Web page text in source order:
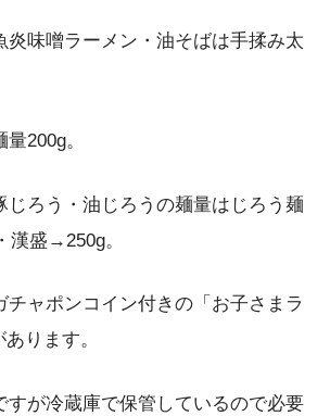
炎味噌ラーメン・油そばは手揉み太
200g。
じろう・油じろうの麺量はじろう麺
漢盛→250g。
チャポンコイン付きの「お子さまラ
ります。
すが冷蔵庫で保管しているので必要